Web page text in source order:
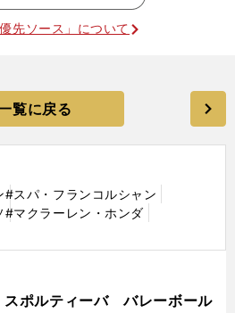
先ソース」について
覧に戻る
#スパ・フランコルシャン
#マクラーレン・ホンダ
スポルティーバ バレーボール